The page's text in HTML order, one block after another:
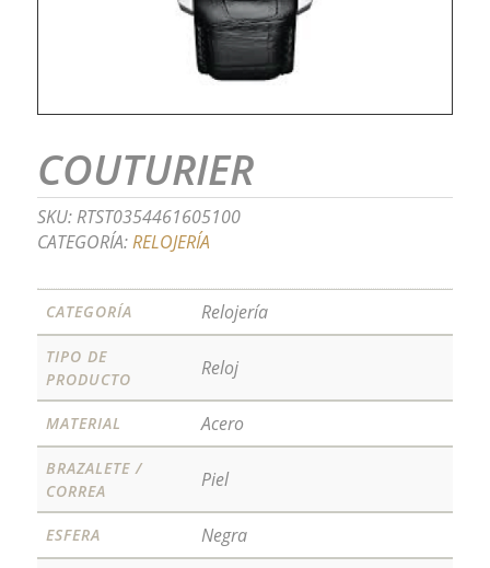
COUTURIER
SKU:RTST0354461605100
CATEGORÍA:RELOJERÍA
CATEGORÍA Relojería
TIPO DE
PRODUCTO
Reloj
MATERIAL Acero
BRAZALETE /
CORREA
Piel
ESFERA Negra